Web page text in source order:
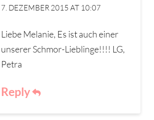
7. DEZEMBER 2015 AT 10:07
Liebe Melanie, Es ist auch einer
unserer Schmor-Lieblinge!!!! LG,
Petra
Reply